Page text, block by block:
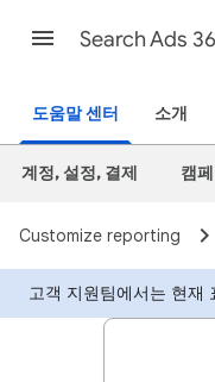
Search Ads
도움말 센터 소개
계정, 설정, 결제 캠
Customize reporting
고객 지원팀에서는 현재